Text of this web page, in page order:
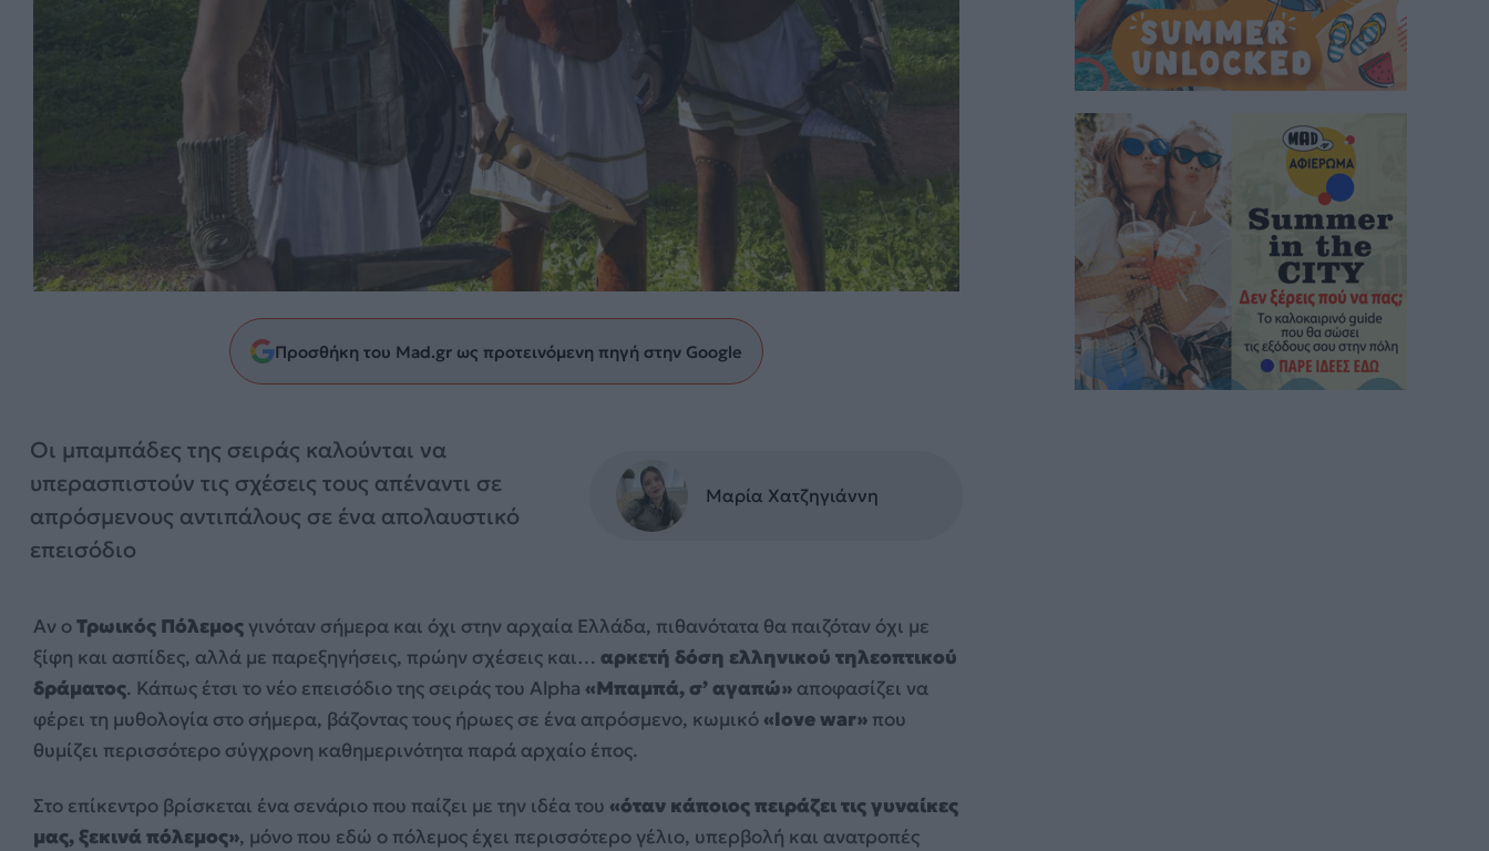
Προσθήκη του Mad.gr ως προτεινόμενη πηγή στην Google
Οι μπαμπάδες της σειράς καλούνται να
υπερασπιστούν τις σχέσεις τους απέναντι σε
απρόσμενους αντιπάλους σε ένα απολαυστικό
επεισόδιο
Μαρία Χατζηγιάννη
Αν οΤρωικός Πόλεμος γινόταν σήμερα και όχι στην αρχαία Ελλάδα, πιθανότατα θα παιζόταν όχι με
ξίφη και ασπίδες, αλλά με παρεξηγήσεις, πρώην σχέσεις και… αρκετή δόση ελληνικού τηλεοπτικού
δράματος. Κάπως έτσι το νέο επεισόδιο της σειράς του Alpha «Μπαμπά, σ’ αγαπώ» αποφασίζει να
φέρει τη μυθολογία στο σήμερα, βάζοντας τους ήρωες σε ένα απρόσμενο, κωμικό«love war» που
θυμίζει περισσότερο σύγχρονη καθημερινότητα παρά αρχαίο έπος.
Στο επίκεντρο βρίσκεται ένα σενάριο που παίζει με την ιδέα του «όταν κάποιος πειράζει τις γυναίκες
μας, ξεκινά πόλεμος», μόνο που εδώ ο πόλεμος έχει περισσότερο γέλιο, υπερβολή και ανατροπές